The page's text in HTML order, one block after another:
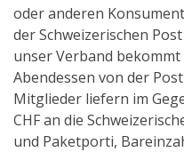
oder anderen
der Schweizerischen
unser Verband
Abendessen von der
Mitglieder liefern im
CHF an die
und Paketporti,